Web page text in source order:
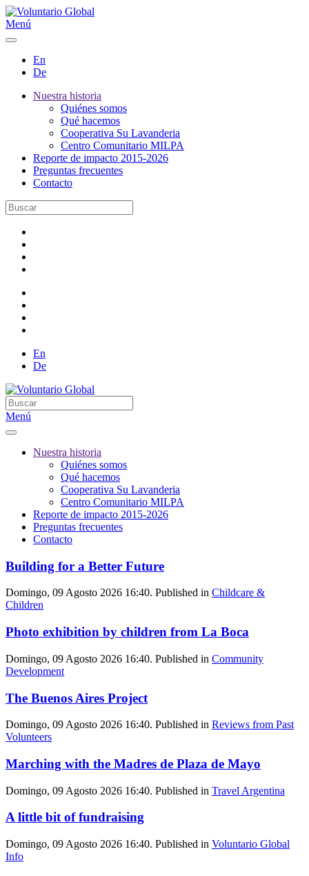
Menú
En
De
Nuestra historia
Quiénes somos
Qué hacemos
Cooperativa Su Lavanderia
Centro Comunitario MILPA
Reporte de impacto 2015-2026
Preguntas frecuentes
Contacto
En
De
Menú
Nuestra historia
Quiénes somos
Qué hacemos
Cooperativa Su Lavanderia
Centro Comunitario MILPA
Reporte de impacto 2015-2026
Preguntas frecuentes
Contacto
Building for a Better Future
Domingo, 09 Agosto 2026 16:40. Published in Childcare &
Children
Photo exhibition by children from La Boca
Domingo, 09 Agosto 2026 16:40. Published in Community
Development
The Buenos Aires Project
Domingo, 09 Agosto 2026 16:40. Published in Reviews from Past
Volunteers
Marching with the Madres de Plaza de Mayo
Domingo, 09 Agosto 2026 16:40. Published in Travel Argentina
A little bit of fundraising
Domingo, 09 Agosto 2026 16:40. Published in Voluntario Global
Info